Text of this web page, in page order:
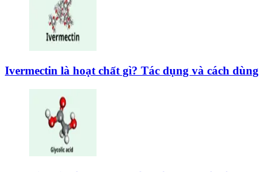
Ivermectin là hoạt chất gì? Tác dụng và cách dùng